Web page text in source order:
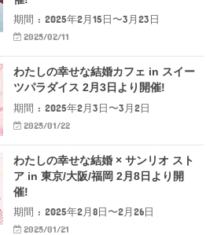
期間 : 2025年2月15日〜3月23日
2025/02/11
わたしの幸せな結婚カフェ in スイー
ツパラダイス 2月3日より開催!
期間 : 2025年2月3日〜3月2日
2025/01/22
わたしの幸せな結婚 × サンリオ スト
ア in 東京/大阪/福岡 2月8日より開
催!
期間 : 2025年2月8日〜2月26日
2025/01/21